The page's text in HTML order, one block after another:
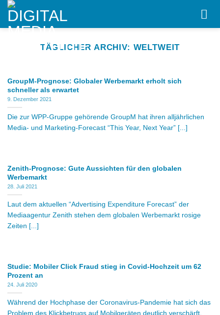
Skip
content
TÄGLICHER ARCHIV: WELTWEIT
GroupM-Prognose: Globaler Werbemarkt erholt sich
schneller als erwartet
9. Dezember 2021
Die zur WPP-Gruppe gehörende GroupM hat ihren alljährlichen
Media- und Marketing-Forecast “This Year, Next Year” [...]
Zenith-Prognose: Gute Aussichten für den globalen
Werbemarkt
28. Juli 2021
Laut dem aktuellen “Advertising Expenditure Forecast” der
Mediaagentur Zenith stehen dem globalen Werbemarkt rosige
Zeiten [...]
Studie: Mobiler Click Fraud stieg in Covid-Hochzeit um 62
Prozent an
24. Juli 2020
Während der Hochphase der Coronavirus-Pandemie hat sich das
Problem des Klickbetrugs auf Mobilgeräten deutlich verschärft.